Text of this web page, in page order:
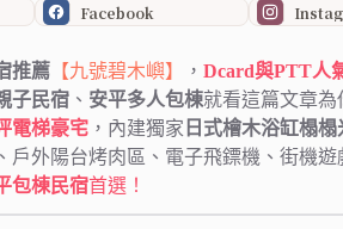
Facebook
推薦 【九號碧木嶼】 ， Dcard與PTT人
子民宿 、 安平多人包棟就看這篇文章
電梯豪宅 ，內建獨家 日式檜木浴缸榻榻
戶外陽台烤肉區、電子飛鏢機、街機
包棟民宿首選！